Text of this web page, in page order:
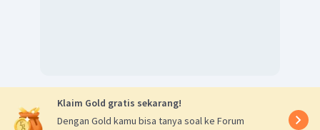
Klaim Gold gratis sekarang!
Dengan Gold kamu bisa tanya soal ke Forum